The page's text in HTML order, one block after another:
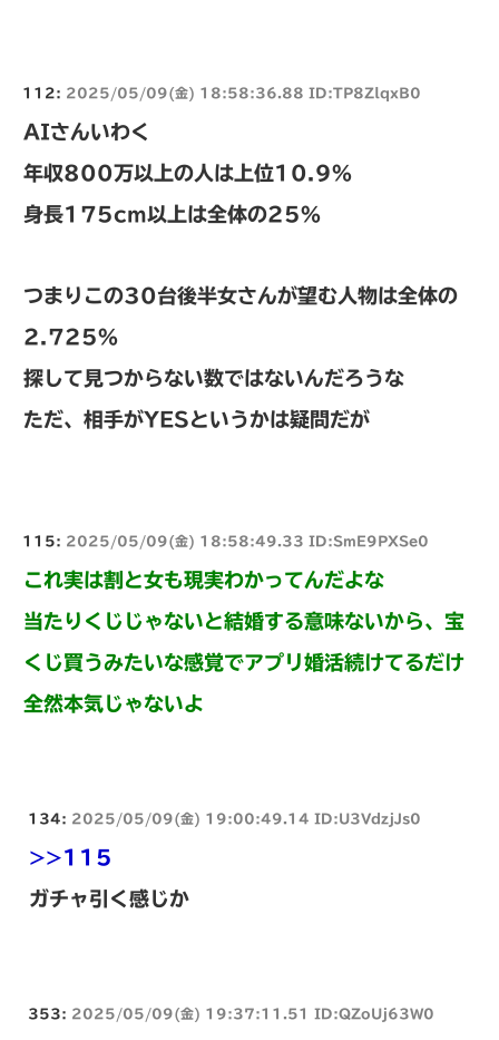
112: 2025/05/09(金) 18:58:36.88 ID:TP8ZlqxB0
AIさんいわく
年収800万以上の人は上位10.9%
身長175cm以上は全体の25%
つまりこの30台後半女さんが望む人物は全体の
2.725%
探して見つからない数ではないんだろうな
ただ、相手がYESというかは疑問だが
115: 2025/05/09(金) 18:58:49.33 ID:SmE9PXSe0
これ実は割と女も現実わかってんだよな
当たりくじじゃないと結婚する意味ないから、宝
くじ買うみたいな感覚でアプリ婚活続けてるだけ
全然本気じゃないよ
134: 2025/05/09(金) 19:00:49.14 ID:U3VdzjJs0
>>115
ガチャ引く感じか
353: 2025/05/09(金) 19:37:11.51 ID:QZoUj63W0